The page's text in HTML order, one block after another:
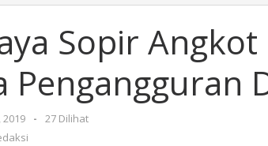
Sopir
Dengan
Parang,
Pengangguran
Diringkus
Tim
Sopir
Pengangguran
2019
oleh
-
27 Dilihat